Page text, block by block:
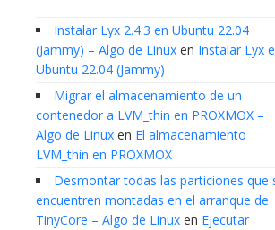
Instalar Lyx 2.4.3 en Ubuntu 22.04
(Jammy) – Algo de Linux en Instalar Lyx
Ubuntu 22.04 (Jammy)
Migrar el almacenamiento de un
contenedor a LVM_thin en PROXMOX –
Algo de Linux en El almacenamiento
LVM_thin en PROXMOX
Desmontar todas las particiones que
encuentren montadas en el arranque de
TinyCore – Algo de Linux en Ejecutar